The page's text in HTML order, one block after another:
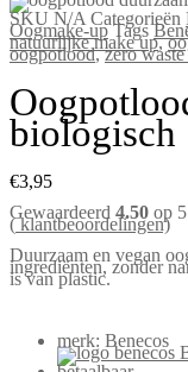
SKU N/A Categorieën
Oogmake-up Tags
natuurlijke make up,
oogpotlood,zero
biologisch
€3,95
Gewaardeerd 4.50 op
(klantbeoordelingen)
Duurzaam en vegan
ingrediënten, zonder
is van plastic.
merk: Benecos